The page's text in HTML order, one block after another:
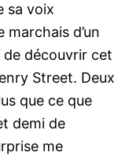
sa voix
d’un
découvrir cet
Street. Deux
que ce que
demi de
me